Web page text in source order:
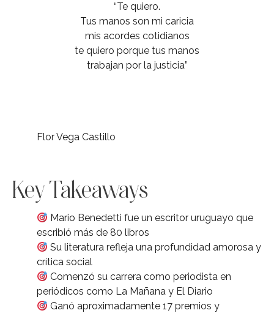
“Te quiero.
Tus manos son mi caricia
mis acordes cotidianos
te quiero porque tus manos
trabajan por la justicia”
Flor Vega Castillo
Key Takeaways
Mario Benedetti fue un escritor uruguayo que
escribió más de 80 libros
Su literatura refleja una profundidad amorosa y
crítica social
Comenzó su carrera como periodista en
periódicos como La Mañana y El Diario
Ganó aproximadamente 17 premios y